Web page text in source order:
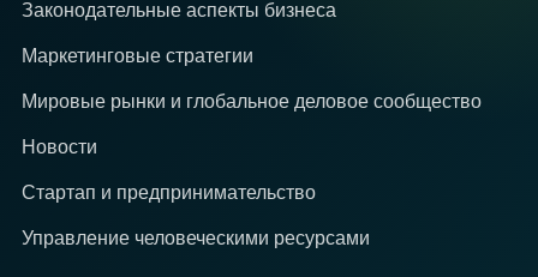
Законодательные аспекты бизнеса
Маркетинговые стратегии
Мировые рынки и глобальное деловое сообщество
Новости
Стартап и предпринимательство
Управление человеческими ресурсами